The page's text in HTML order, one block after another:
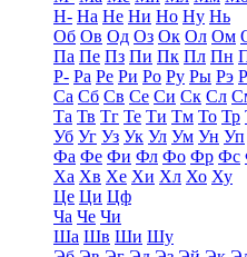
Н- На Не Ни Но Ну Нь
Об Ов Од Оз Ок Ол Ом
Па Пе Пз Пи Пк Пл Пн
Р- Ра Ре Ри Ро Ру Ры Рэ
Са Сб Св Се Си Ск Сл
Та Тв Тг Те Ти Тм То Тр
Уб Уг Уз Ук Ул Ум Ун Уп
Фа Фе Фи Фл Фо Фр Фс
Ха Хв Хе Хи Хл Хо Ху
Це Ци Цф
Ча Че Чи
Ша Шв Ши Шу